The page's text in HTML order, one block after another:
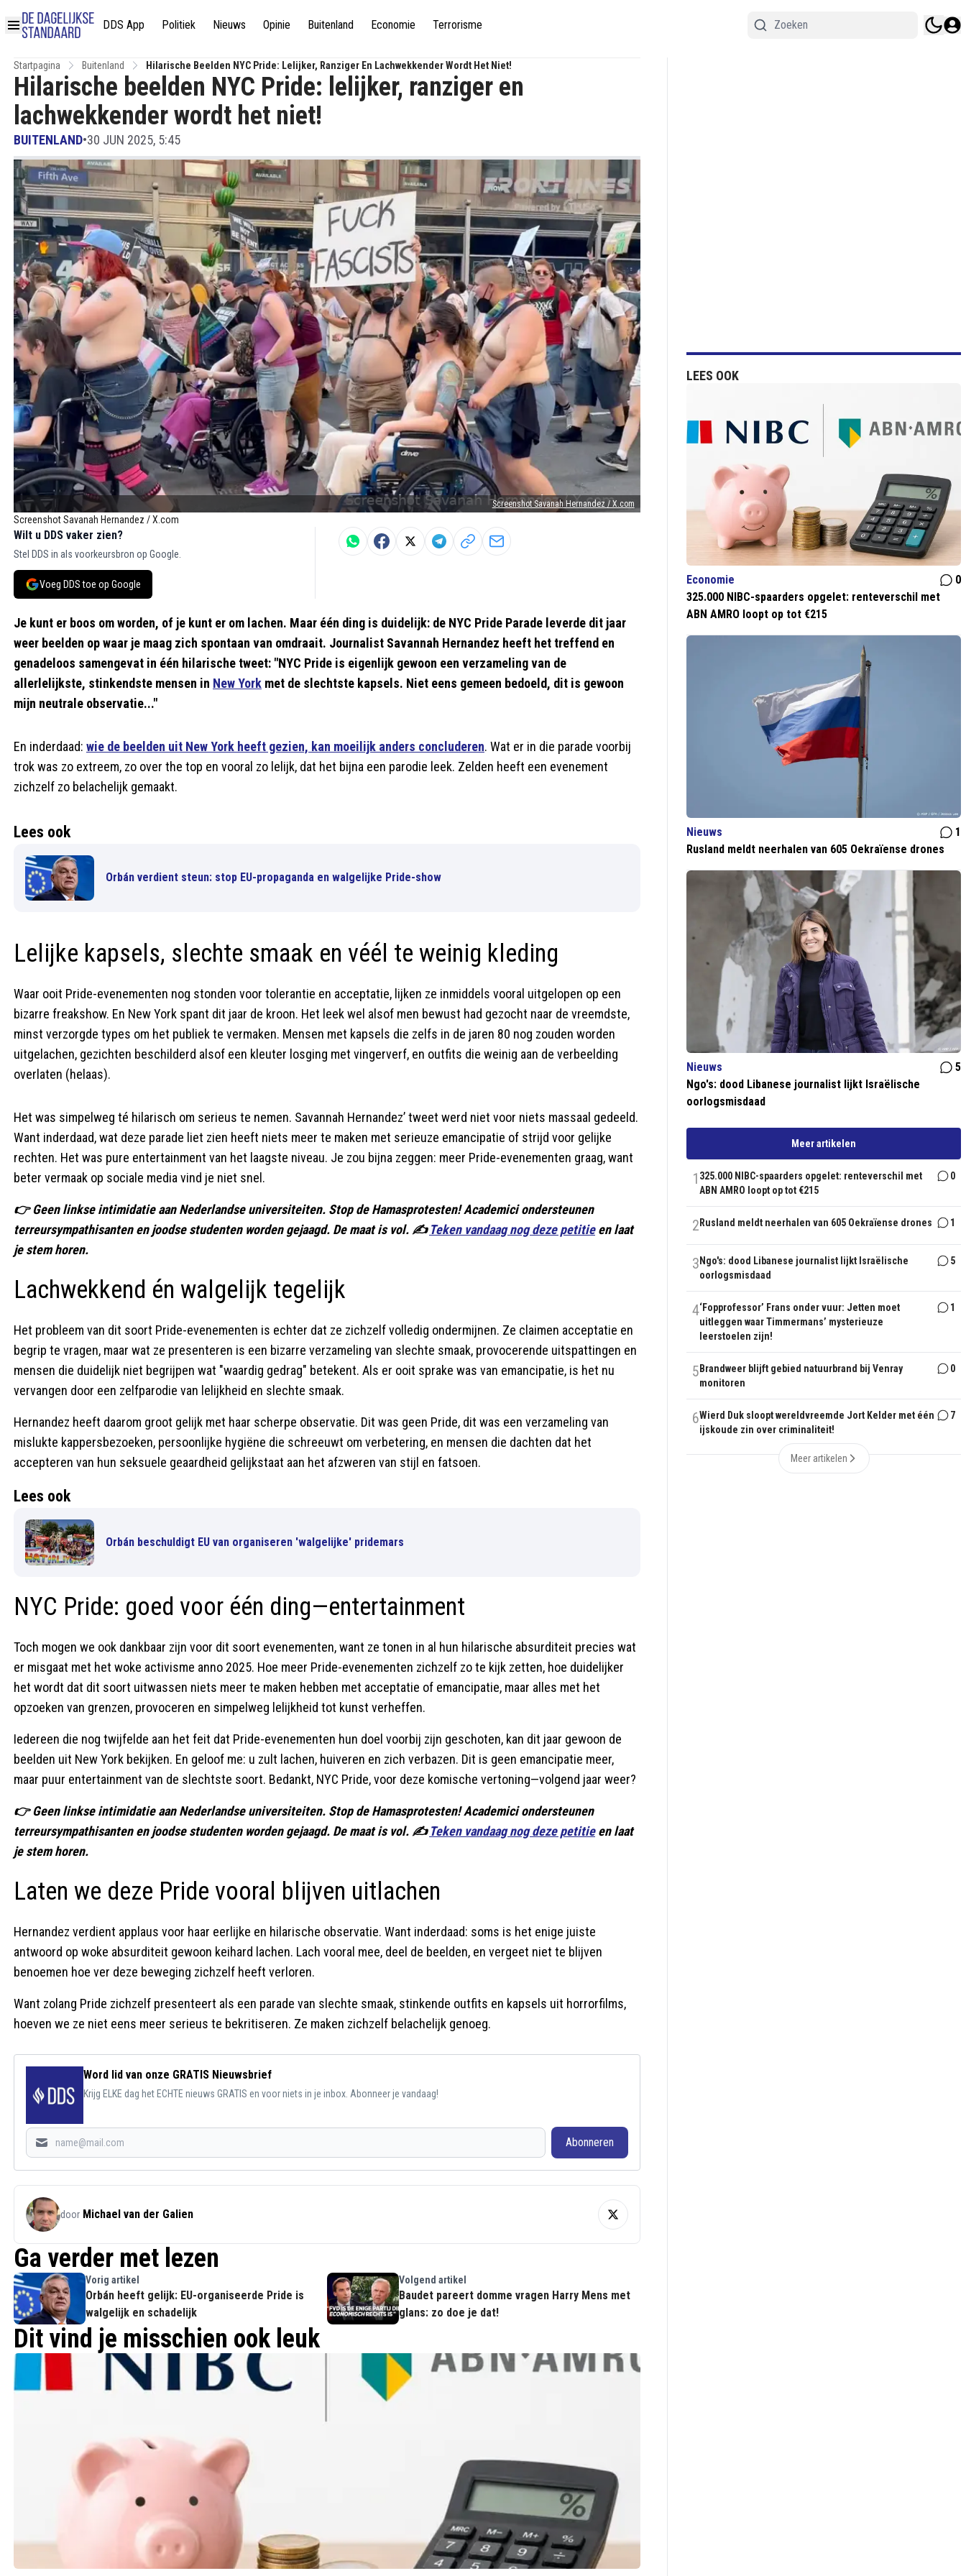
DDS App Politiek Nieuws Opinie Buitenland Economie Terrorisme
Startpagina Buitenland Hilarische Beelden NYC Pride: Lelijker, Ranziger En Lachwekkender Wordt Het Niet!
Screenshot Savanah Hernandez / X.com
Screenshot Savanah Hernandez / X.com
Hilarische beelden NYC Pride: lelijker, ranziger en
lachwekkender wordt het niet!
BUITENLAND•30 JUN 2025, 5:45
Wilt u DDS vaker zien?
Stel DDS in als voorkeursbron op Google.
Voeg DDS toe op Google
Je kunt er boos om worden, of je kunt er om lachen. Maar één ding is duidelijk: de NYC Pride Parade leverde dit jaar
weer beelden op waar je maag zich spontaan van omdraait. Journalist Savannah Hernandez heeft het treffend en
genadeloos samengevat in één hilarische tweet: "NYC Pride is eigenlijk gewoon een verzameling van de
allerlelijkste, stinkendste mensen in New York met de slechtste kapsels. Niet eens gemeen bedoeld, dit is gewoon
mijn neutrale observatie..."
En inderdaad: wie de beelden uit New York heeft gezien, kan moeilijk anders concluderen. Wat er in die parade voorbij
trok was zo extreem, zo over the top en vooral zo lelijk, dat het bijna een parodie leek. Zelden heeft een evenement
zichzelf zo belachelijk gemaakt.
Lees ook
Orbán verdient steun: stop EU-propaganda en walgelijke Pride-show
Lelijke kapsels, slechte smaak en véél te weinig kleding
Waar ooit Pride-evenementen nog stonden voor tolerantie en acceptatie, lijken ze inmiddels vooral uitgelopen op een
bizarre freakshow. En New York spant dit jaar de kroon. Het leek wel alsof men bewust had gezocht naar de vreemdste,
minst verzorgde types om het publiek te vermaken. Mensen met kapsels die zelfs in de jaren 80 nog zouden worden
uitgelachen, gezichten beschilderd alsof een kleuter losging met vingerverf, en outfits die weinig aan de verbeelding
overlaten (helaas).
Het was simpelweg té hilarisch om serieus te nemen. Savannah Hernandez’ tweet werd niet voor niets massaal gedeeld.
Want inderdaad, wat deze parade liet zien heeft niets meer te maken met serieuze emancipatie of strijd voor gelijke
rechten. Het was pure entertainment van het laagste niveau. Je zou bijna zeggen: meer Pride-evenementen graag, want
beter vermaak op sociale media vind je niet snel.
👉 Geen linkse intimidatie aan Nederlandse universiteiten. Stop de Hamasprotesten! Academici ondersteunen
terreursympathisanten en joodse studenten worden gejaagd. De maat is vol. ✍️Teken vandaag nog deze petitieen laat
je stem horen.
Lachwekkend én walgelijk tegelijk
Het probleem van dit soort Pride-evenementen is echter dat ze zichzelf volledig ondermijnen. Ze claimen acceptatie en
begrip te vragen, maar wat ze presenteren is een bizarre verzameling van slechte smaak, provocerende uitspattingen en
mensen die duidelijk niet begrijpen wat "waardig gedrag" betekent. Als er ooit sprake was van emancipatie, is het nu
vervangen door een zelfparodie van lelijkheid en slechte smaak.
Hernandez heeft daarom groot gelijk met haar scherpe observatie. Dit was geen Pride, dit was een verzameling van
mislukte kappersbezoeken, persoonlijke hygiëne die schreeuwt om verbetering, en mensen die dachten dat het
accepteren van hun seksuele geaardheid gelijkstaat aan het afzweren van stijl en fatsoen.
Lees ook
Orbán beschuldigt EU van organiseren 'walgelijke' pridemars
NYC Pride: goed voor één ding—entertainment
Toch mogen we ook dankbaar zijn voor dit soort evenementen, want ze tonen in al hun hilarische absurditeit precies wat
er misgaat met het woke activisme anno 2025. Hoe meer Pride-evenementen zichzelf zo te kijk zetten, hoe duidelijker
het wordt dat dit soort uitwassen niets meer te maken hebben met acceptatie of emancipatie, maar alles met het
opzoeken van grenzen, provoceren en simpelweg lelijkheid tot kunst verheffen.
Iedereen die nog twijfelde aan het feit dat Pride-evenementen hun doel voorbij zijn geschoten, kan dit jaar gewoon de
beelden uit New York bekijken. En geloof me: u zult lachen, huiveren en zich verbazen. Dit is geen emancipatie meer,
maar puur entertainment van de slechtste soort. Bedankt, NYC Pride, voor deze komische vertoning—volgend jaar weer?
👉 Geen linkse intimidatie aan Nederlandse universiteiten. Stop de Hamasprotesten! Academici ondersteunen
terreursympathisanten en joodse studenten worden gejaagd. De maat is vol. ✍️Teken vandaag nog deze petitieen laat
je stem horen.
Laten we deze Pride vooral blijven uitlachen
Hernandez verdient applaus voor haar eerlijke en hilarische observatie. Want inderdaad: soms is het enige juiste
antwoord op woke absurditeit gewoon keihard lachen. Lach vooral mee, deel de beelden, en vergeet niet te blijven
benoemen hoe ver deze beweging zichzelf heeft verloren.
Want zolang Pride zichzelf presenteert als een parade van slechte smaak, stinkende outfits en kapsels uit horrorfilms,
hoeven we ze niet eens meer serieus te bekritiseren. Ze maken zichzelf belachelijk genoeg.
Word lid van onze GRATIS Nieuwsbrief
Krijg ELKE dag het ECHTE nieuws GRATIS en voor niets in je inbox. Abonneer je vandaag!
Abonneren
door Michael van der Galien
Ga verder met lezen
Vorig artikel
Orbán heeft gelijk: EU-organiseerde Pride is
walgelijk en schadelijk
Volgend artikel
Baudet pareert domme vragen Harry Mens met
glans: zo doe je dat!
Dit vind je misschien ook leuk
LEES OOK
Economie
0
325.000 NIBC-spaarders opgelet: renteverschil met
ABN AMRO loopt op tot €215
Nieuws
1
Rusland meldt neerhalen van 605 Oekraïense drones
Nieuws
5
Ngo's: dood Libanese journalist lijkt Israëlische
oorlogsmisdaad
Meer artikelen
1 325.000 NIBC-spaarders opgelet: renteverschil met
ABN AMRO loopt op tot €215
0
2 Rusland meldt neerhalen van 605 Oekraïense drones 1
3 Ngo's: dood Libanese journalist lijkt Israëlische
oorlogsmisdaad
5
4‘Fopprofessor’ Frans onder vuur: Jetten moet
uitleggen waar Timmermans’ mysterieuze
leerstoelen zijn!
1
5 Brandweer blijft gebied natuurbrand bij Venray
monitoren
0
6Wierd Duk sloopt wereldvreemde Jort Kelder met één
ijskoude zin over criminaliteit!
7
Meer artikelen